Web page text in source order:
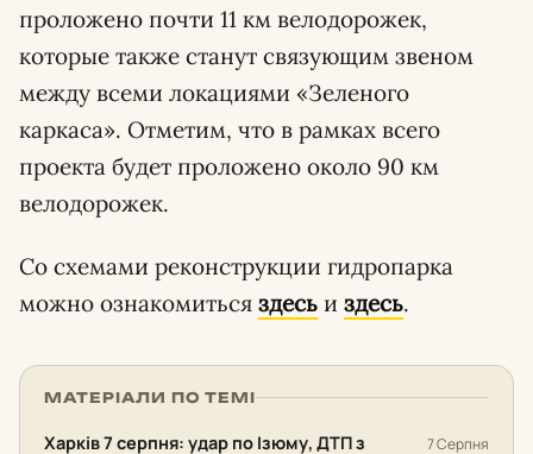
проложено почти 11 км велодорожек,
которые также станут связующим звеном
между всеми локациями «Зеленого
каркаса». Отметим, что в рамках всего
проекта будет проложено около 90 км
велодорожек.
Со схемами реконструкции гидропарка
можно ознакомиться здесь и здесь.
МАТЕРІАЛИ ПО ТЕМІ
Харків 7 серпня: удар по Ізюму, ДТП з
7 Серпня